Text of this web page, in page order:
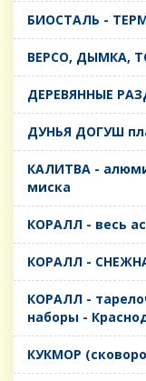
БИОСТАЛЬ -
ВЕРСО, ДЫМКА,
ДЕРЕВЯННЫЕ
ДУНЬЯ ДОГУШ
КАЛИТВА -
миска
КОРАЛЛ - весь
КОРАЛЛ -
КОРАЛЛ -
наборы -
КУКМОР